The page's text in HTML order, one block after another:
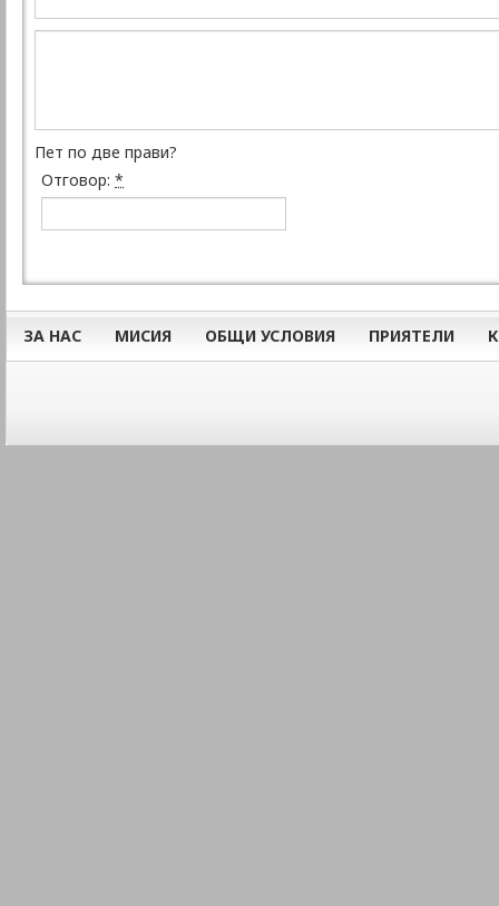
Пет по две прави?
Отговор: *
ЗА НАС МИСИЯ ОБЩИ УСЛОВИЯ ПРИЯТЕЛИ